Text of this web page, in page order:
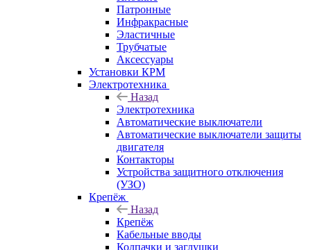
Патронные
Инфракрасные
Эластичные
Трубчатые
Аксессуары
Установки КРМ
Электротехника
Назад
Электротехника
Автоматические выключатели
Автоматические выключатели защиты
двигателя
Контакторы
Устройства защитного отключения
(УЗО)
Крепёж
Назад
Крепёж
Кабельные вводы
Колпачки и заглушки